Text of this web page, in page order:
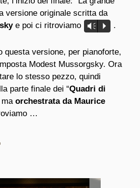
versione originale scritta da
e poi ci ritroviamo Vm P .
questa versione, per pianoforte,
Modest Mussorgsky. Ora
lo stesso pezzo, quindi
parte finale dei “Quadri di
ma orchestrata da Maurice
…